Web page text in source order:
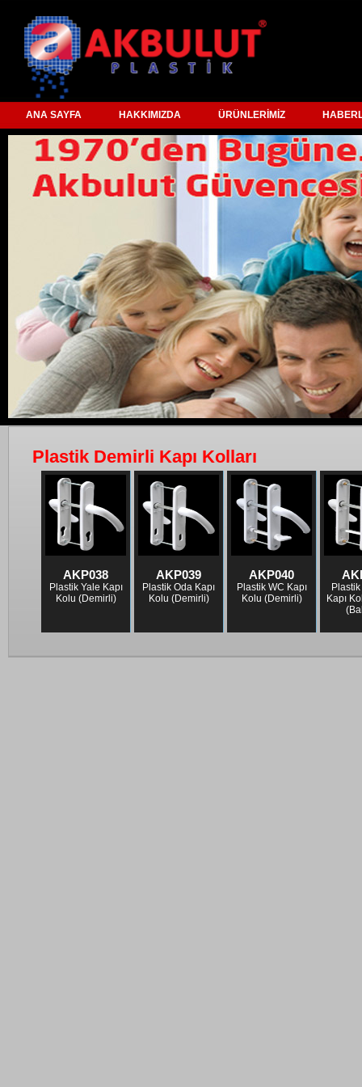
ANA SAYFA HAKKIMIZDA ÜRÜNLERİMİZ
Plastik Demirli Kapı Kolları
AKP038
Plastik Yale Kapı
Kolu (Demirli)
AKP039
Plastik Oda Kapı
Kolu (Demirli)
AKP040
Plastik WC Kapı
Kolu (Demirli)
Kapı